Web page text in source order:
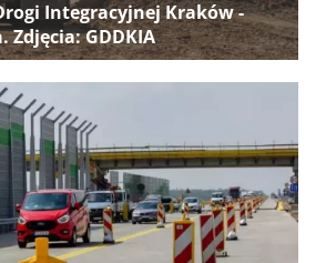
Integracyjnej Kraków -
Zdjęcia: GDDKIA